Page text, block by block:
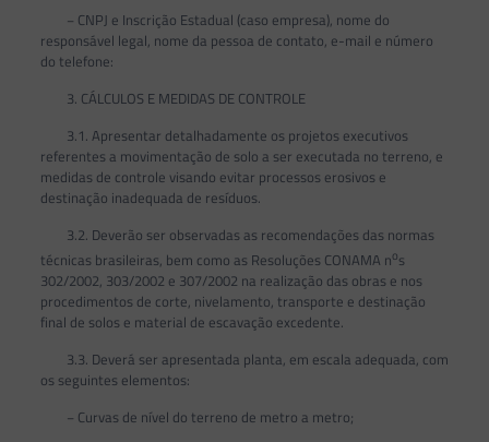
− CNPJ e Inscrição Estadual (caso empresa), nome do
responsável legal, nome da pessoa de contato, e-mail e número
do telefone:
3. CÁLCULOS E MEDIDAS DE CONTROLE
3.1. Apresentar detalhadamente os projetos executivos
referentes a movimentação de solo a ser executada no terreno, e
medidas de controle visando evitar processos erosivos e
destinação inadequada de resíduos.
3.2. Deverão ser observadas as recomendações das normas
técnicas brasileiras, bem como as Resoluções CONAMA nos
302/2002, 303/2002 e 307/2002 na realização das obras e nos
procedimentos de corte, nivelamento, transporte e destinação
final de solos e material de escavação excedente.
3.3. Deverá ser apresentada planta, em escala adequada, com
os seguintes elementos:
− Curvas de nível do terreno de metro a metro;